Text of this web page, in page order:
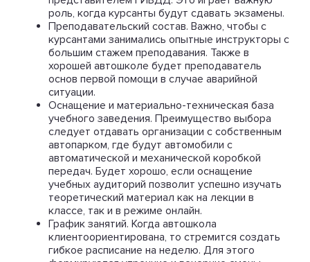
роль, когда курсанты будут сдавать экзамены.
Преподавательский состав. Важно, чтобы с
курсантами занимались опытные инструкторы с
большим стажем преподавания. Также в
хорошей автошколе будет преподаватель
основ первой помощи в случае аварийной
ситуации.
Оснащение и материально-техническая база
учебного заведения. Преимущество выбора
следует отдавать организации с собственным
автопарком, где будут автомобили с
автоматической и механической коробкой
передач. Будет хорошо, если оснащение
учебных аудиторий позволит успешно изучать
теоретический материал как на лекции в
классе, так и в режиме онлайн.
График занятий. Когда автошкола
клиентоориентирована, то стремится создать
гибкое расписание на неделю. Для этого